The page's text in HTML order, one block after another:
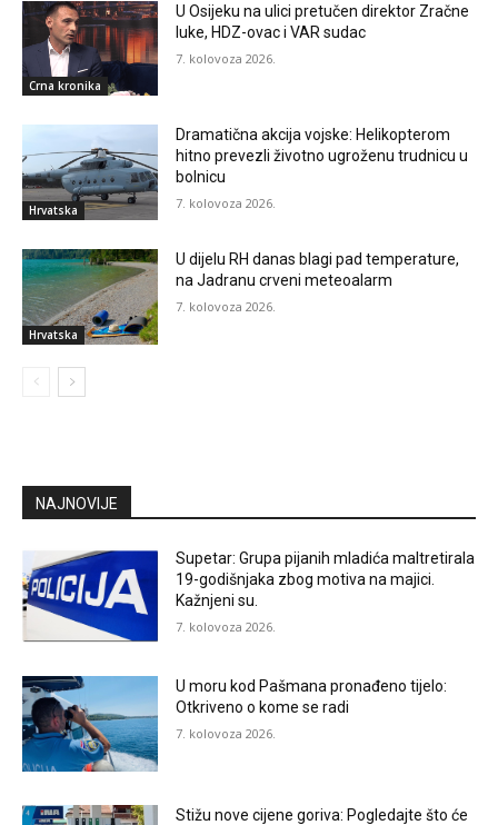
Crna kronika
U Osijeku na ulici pretučen direktor Zračne
luke, HDZ-ovac i VAR sudac
7. kolovoza 2026.
Hrvatska
Dramatična akcija vojske: Helikopterom
hitno prevezli životno ugroženu trudnicu u
bolnicu
7. kolovoza 2026.
Hrvatska
U dijelu RH danas blagi pad temperature,
na Jadranu crveni meteoalarm
7. kolovoza 2026.
NAJNOVIJE
Supetar: Grupa pijanih mladića maltretirala
19-godišnjaka zbog motiva na majici.
Kažnjeni su.
7. kolovoza 2026.
U moru kod Pašmana pronađeno tijelo:
Otkriveno o kome se radi
7. kolovoza 2026.
Stižu nove cijene goriva: Pogledajte što će